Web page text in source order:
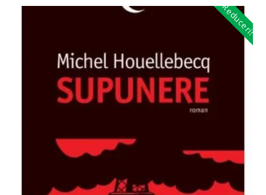
Reduceri!